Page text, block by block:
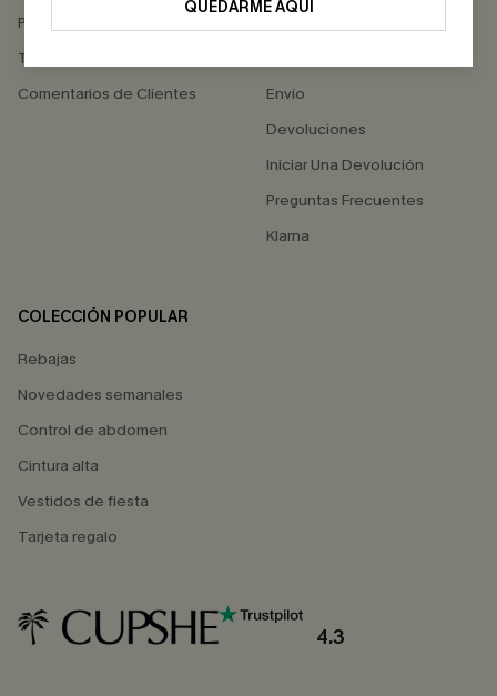
QUEDARME AQUÍ
Política de Privacidad
Términos & Condiciones
Comentarios de Clientes
Envío
Devoluciones
Iniciar Una Devolución
Preguntas Frecuentes
Klarna
COLECCIÓN POPULAR
Rebajas
Novedades semanales
Control de abdomen
Cintura alta
Vestidos de fiesta
Tarjeta regalo
4.3